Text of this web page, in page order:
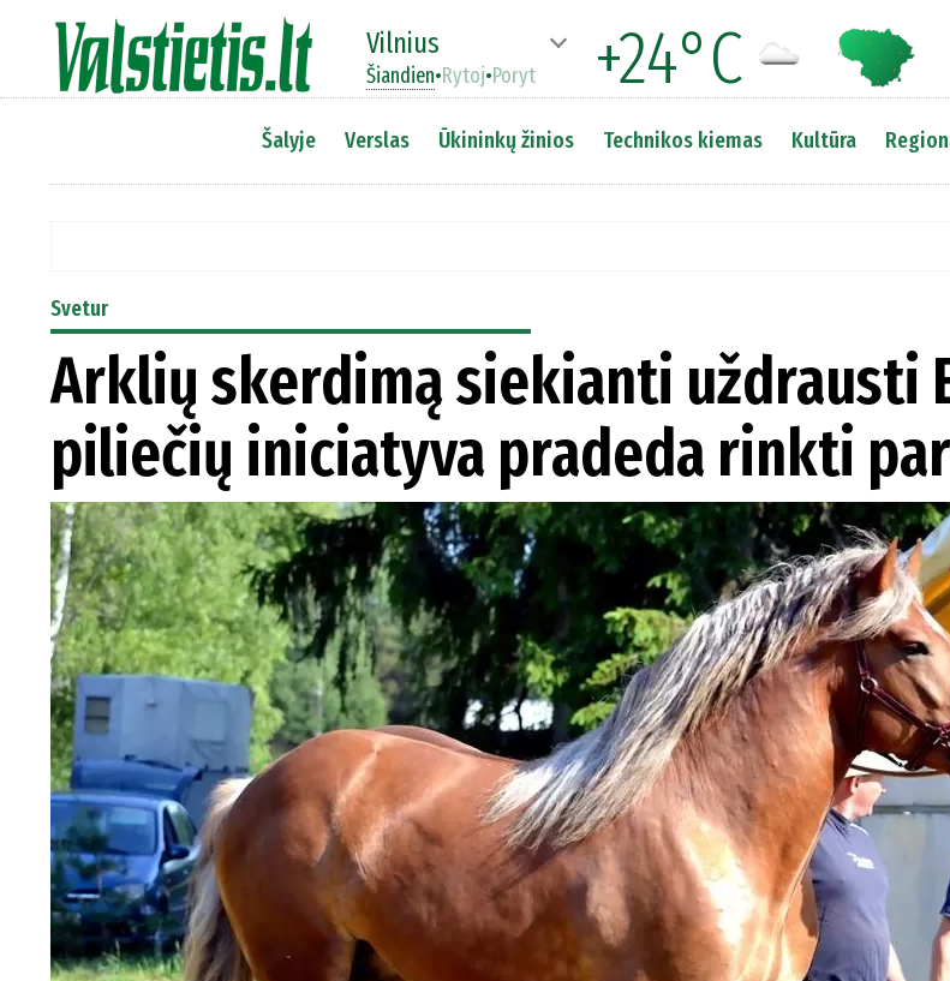
Vilnius +24°C
Šiandien•Rytoj•Poryt
Šalyje Verslas Ūkininkų žinios Technikos kiemas Kultūra
Svetur
Arklių skerdimą siekianti uždrausti
piliečių iniciatyva pradeda rinkti